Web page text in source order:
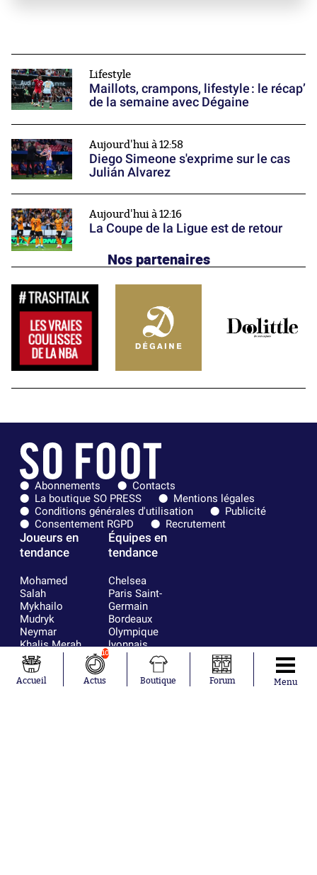
Lifestyle
Maillots, crampons, lifestyle : le récap’
de la semaine avec Dégaine
Aujourd'hui à 12:58
Diego Simeone s'exprime sur le cas
Julián Alvarez
Aujourd'hui à 12:16
La Coupe de la Ligue est de retour
Nos partenaires
Abonnements
Contacts
La boutique SO PRESS
Mentions légales
Conditions générales d'utilisation
Publicité
Consentement RGPD
Recrutement
Joueurs en
tendance
Mohamed
Salah
Mykhailo
Mudryk
Neymar
Khalis Merah
Loïs Openda
Moussa
Niakhaté
Équipes en
tendance
Chelsea
Paris Saint-
Germain
Bordeaux
Olympique
lyonnais
FIFA
Real Madrid
RC Strasbourg
Accueil
10
Actus Boutique Forum Menu